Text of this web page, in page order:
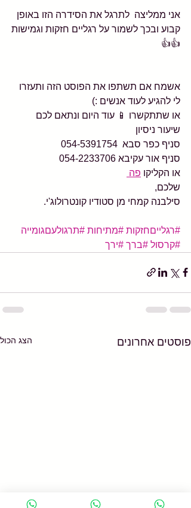
אני ממליצה  לתרגל את הסידרה הזו באופן
קבוע ובכך לשמור על רגליים חזקות וגמישות
👍👍
אשמח אם תשתפו את הפוסט הזה ותעזרו
לי להגיע לעוד אנשים :)
או שתתקשרו 📱 עוד היום ונתאם לכם
שיעור ניסיון
סניף כפר סבא  054-5391754
סניף אור עקיבא 054-2233706
או הקליקו פה
שלכם,
סילבנה קמחי מן סטודיו קונטרולוג'י.
#רגלייםחזקות #מתיחות #תרגולעםגומייה
#קרסול #ברך #ירך
פוסטים אחרונים הצג הכול